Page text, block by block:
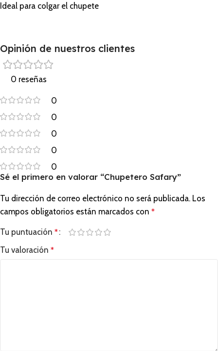
Ideal para colgar el chupete
Opinión de nuestros clientes
0 reseñas
0
0
0
0
0
Sé el primero en valorar “Chupetero Safary”
Tu dirección de correo electrónico no será publicada. Los
campos obligatorios están marcados con *
Tu puntuación *
Tu valoración *